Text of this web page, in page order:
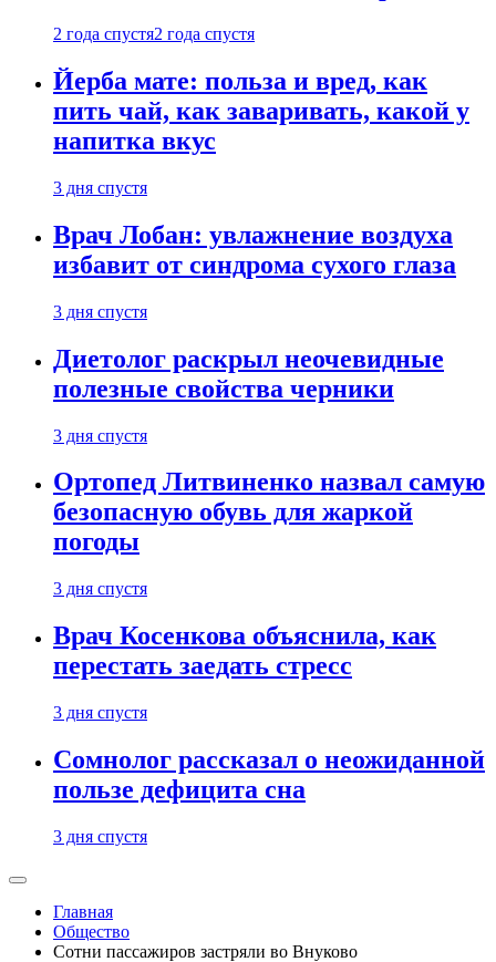
2 года спустя2 года спустя
Йерба мате: польза и вред, как
пить чай, как заваривать, какой у
напитка вкус
3 дня спустя
Врач Лобан: увлажнение воздуха
избавит от синдрома сухого глаза
3 дня спустя
Диетолог раскрыл неочевидные
полезные свойства черники
3 дня спустя
Ортопед Литвиненко назвал самую
безопасную обувь для жаркой
погоды
3 дня спустя
Врач Косенкова объяснила, как
перестать заедать стресс
3 дня спустя
Сомнолог рассказал о неожиданной
пользе дефицита сна
3 дня спустя
Главная
Общество
Сотни пассажиров застряли во Внуково